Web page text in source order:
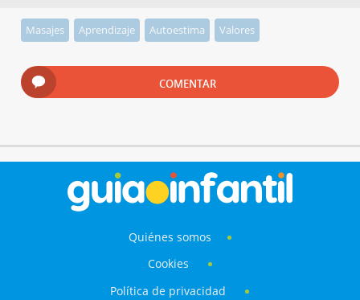
Masajes Aprendizaje Autoestima Valores
COMENTAR
Quiénes somos
Cookies
Política de privacidad